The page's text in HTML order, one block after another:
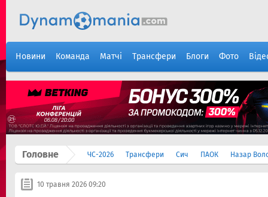
Новини Команда Матчі Трансфери Блоги Фото
Головне ЧС-2026 Трансфери Сич ПАОК Назар
10 травня 2026 09:20